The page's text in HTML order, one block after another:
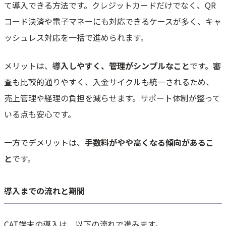
て導入できる方法です。クレジットカードだけでなく、QR
コード決済や電子マネーにも対応できるケースが多く、キャ
ッシュレス対応を一括で進められます。
メリットは、 導入しやすく、管理がシンプルなことです。審
査も比較的通りやすく、入金サイクルも統一されるため、
売上管理や経理の負担を減らせます。サポート体制が整って
いる点も安心です。
一方でデメリットは、 手数料がやや高くなる傾向があるこ
とです。
導入までの流れと期間